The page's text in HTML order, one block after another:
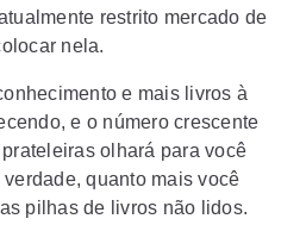
restrito mercado de
nela.
e mais livros à
e o número crescente
olhará para você
quanto mais você
pilhas de livros não lidos.